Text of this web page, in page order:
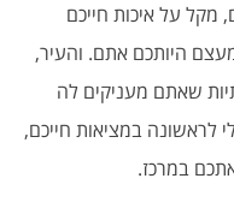
מקל על איכות חייכם
היותכם אתם. והעיר,
שאתם מעניקים לה
לראשונה במציאות חייכם,
במרכז.